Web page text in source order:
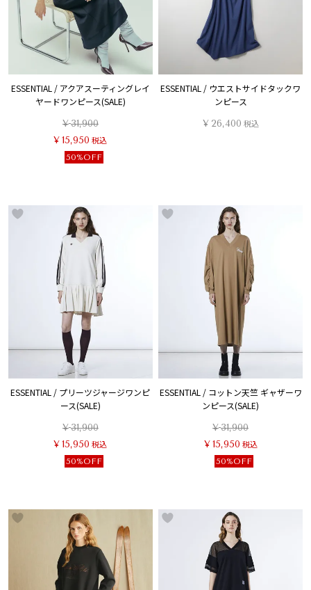
ESSENTIAL / アクアスーティングレイ
ヤードワンピース(SALE)
¥31,900
¥ 15,950 税込
50%OFF
ESSENTIAL / ウエストサイドタックワ
ンピース
¥ 26,400 税込
ESSENTIAL / プリーツジャージワンピ
ース(SALE)
¥31,900
¥ 15,950 税込
50%OFF
ESSENTIAL / コットン天竺 ギャザーワ
ンピース(SALE)
¥31,900
¥ 15,950 税込
50%OFF